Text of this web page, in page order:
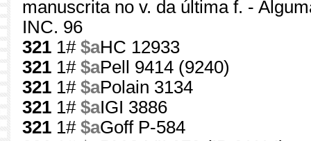
manuscrita no v. da última f. -
INC. 96
321 1# $aHC 12933
321 1# $aPell 9414 (9240)
321 1# $aPolain 3134
321 1# $aIGI 3886
321 1# $aGoff P-584